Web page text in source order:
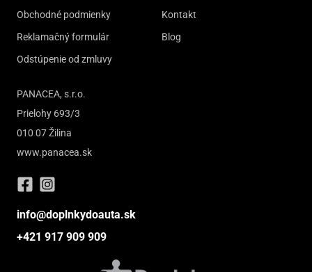
Obchodné podmienky
Reklamačný formulár
Odstúpenie od zmluvy
Kontakt
Blog
PANACEA, s.r.o.
Prielohy 693/3
010 07 Žilina
www.panacea.sk
info@doplnkydoauta.sk
+421 917 909 909